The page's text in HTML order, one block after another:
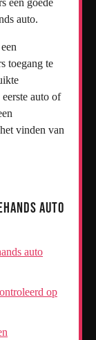
een goede
auto.
toegang te
auto of
vinden van
Auto
auto
op